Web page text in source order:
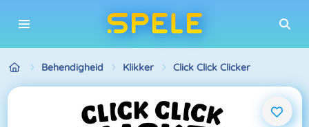
Behendigheid Klikker Click Click Clicker